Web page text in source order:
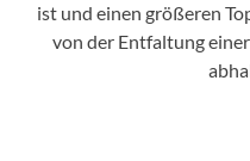
ist und einen größeren
von der Entfaltung